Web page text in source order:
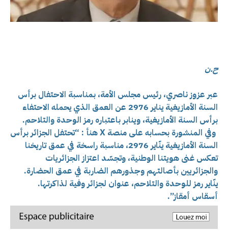
ح.ن
عبر عزوز ناصري، رئيس مجلس الأمة، بمناسبة الاحتفال برأس
السنة الأمازيغية يناير 2976 عن العمق الذي يحمله الاحتفاء
برأس السنة الأمازيغية، وينابر باعتباره رمز الوحدة والتلاحم.
وفي المنشورة بحسابه على منصة X هنأ : “تحتفل الجزائر برأس
السنة الأمازيغية ينّاير 2976، مناسبة راسخة في عمق تاريخنا
تعكس غنى هويتنا الوطنية، وتجسّد اعتزاز الجزائريات
والجزائريين بأصالتهم وجذورهم الضاربة في عمق الحضارة.
ينّاير رمز للوحدة والتلاحم، عنوان لجزائر وفية لذاكرتها.
أسقاس أمقاز”.